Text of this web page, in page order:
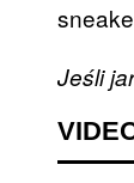
Jeśli